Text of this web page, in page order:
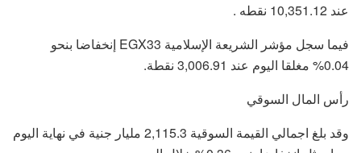
عند 10,351.12 نقطه .
فيما سجل مؤشر الشريعة الإسلامية EGX33 إنخفاضا بنحو
0.04% مغلقا اليوم عند 3,006.91 نقطة.
رأس المال السوقي
وقد بلغ اجمالي القيمة السوقية 2,115.3 مليار جنية في نهاية اليوم